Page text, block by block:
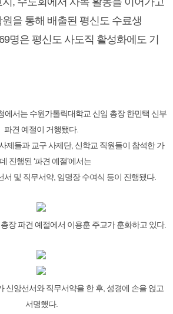
을 통해 배출된 평신도 수료생
명은 평신도 사도직 활성화에도 기
에서는 수원가톨릭대학교 신임 총장 한민택 신부
파견 예절이 거행됐다.
제들과 교구 사제단, 신학교 직원들이 참석한 가
진행된 ‘파견 예절’에서는
서 및 직무서약, 임명장 수여식 등이 진행됐다.
장 파견 예절에서 이용훈 주교가 훈화하고 있다.
신앙선서와 직무서약을 한 후, 성경에 손을 얹고
서명했다.